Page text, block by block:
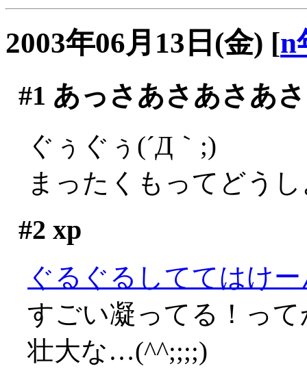
2003年06月13日(金) [n
#1 あっさあさあさあ
ぐぅぐぅ(´Д｀;)
まったくもってどう
#2 xp
ぐるぐるしててはけ
すごい凝ってる！っ
壮大な…(^^;;;;)